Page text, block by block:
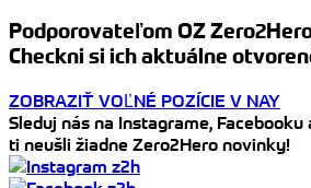
Podporovateľom OZ
Checkni si ich aktuálne
ZOBRAZIŤ VOĽNÉ POZÍCIE V NAY
Sleduj nás na Instagrame,
ti neušli žiadne Zero2Hero novinky!